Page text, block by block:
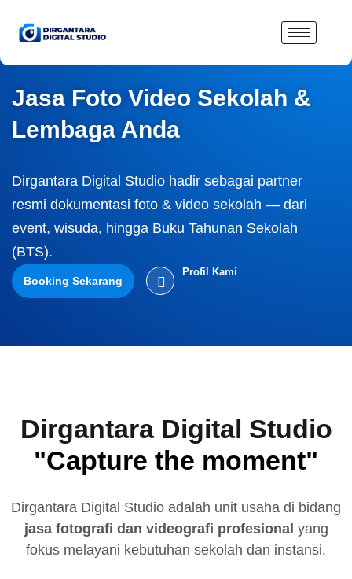
konten
Jasa Foto Video Sekolah &
Lembaga Anda
Dirgantara Digital Studio hadir sebagai partner
resmi dokumentasi foto & video sekolah — dari
event, wisuda, hingga Buku Tahunan Sekolah
(BTS).
Booking Sekarang
Profil Kami
Dirgantara Digital Studio
"Capture the moment"
Dirgantara Digital Studio adalah unit usaha di bidang
jasa fotografi dan videografi profesional yang
fokus melayani kebutuhan sekolah dan instansi.